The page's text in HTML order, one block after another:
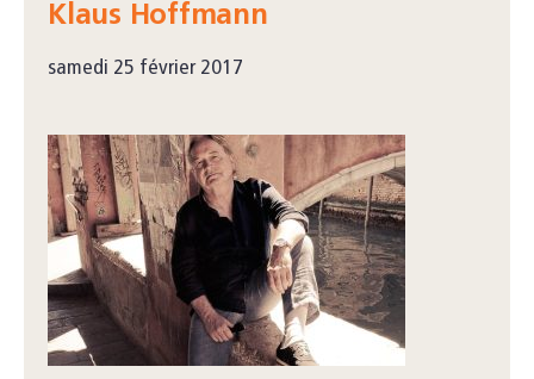
Klaus Hoffmann
samedi 25 février 2017